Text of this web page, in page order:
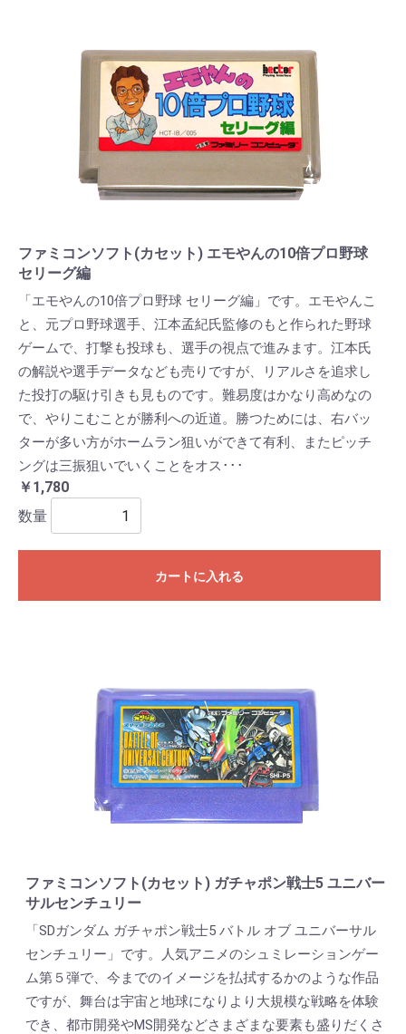
ファミコンソフト(カセット) エモやんの10倍プロ野球
セリーグ編
「エモやんの10倍プロ野球 セリーグ編」です。エモやんこ
と、元プロ野球選手、江本孟紀氏監修のもと作られた野球
ゲームで、打撃も投球も、選手の視点で進みます。江本氏
の解説や選手データなども売りですが、リアルさを追求し
た投打の駆け引きも見ものです。難易度はかなり高めなの
で、やりこむことが勝利への近道。勝つためには、右バッ
ターが多い方がホームラン狙いができて有利、またピッチ
ングは三振狙いでいくことをオス･･･
￥1,780
数量
カートに入れる
ファミコンソフト(カセット) ガチャポン戦士5 ユニバー
サルセンチュリー
「SDガンダム ガチャポン戦士5 バトル オブ ユニバーサル
センチュリー」です。人気アニメのシュミレーションゲー
ム第５弾で、今までのイメージを払拭するかのような作品
ですが、舞台は宇宙と地球になりより大規模な戦略を体験
でき、都市開発やMS開発などさまざまな要素も盛りだくさ